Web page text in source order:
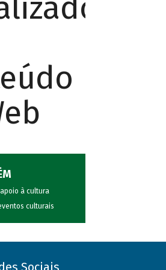
apoio à cultura
culturais
Sociais